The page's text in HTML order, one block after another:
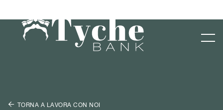
 TORNA A LAVORA CON NOI